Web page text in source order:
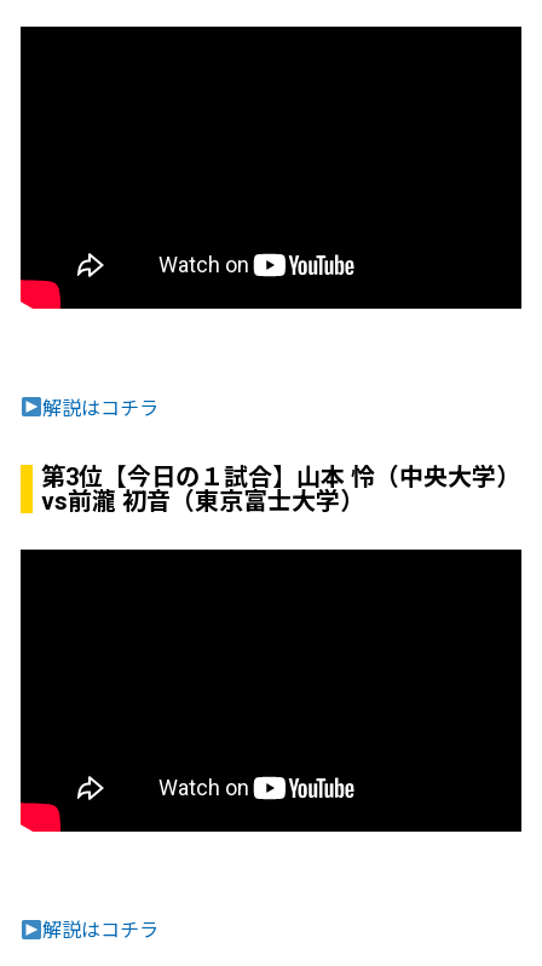
解説はコチラ
第3位 【今日の１試合】山本 怜（中央大学）
vs前瀧 初音（東京富士大学）
解説はコチラ